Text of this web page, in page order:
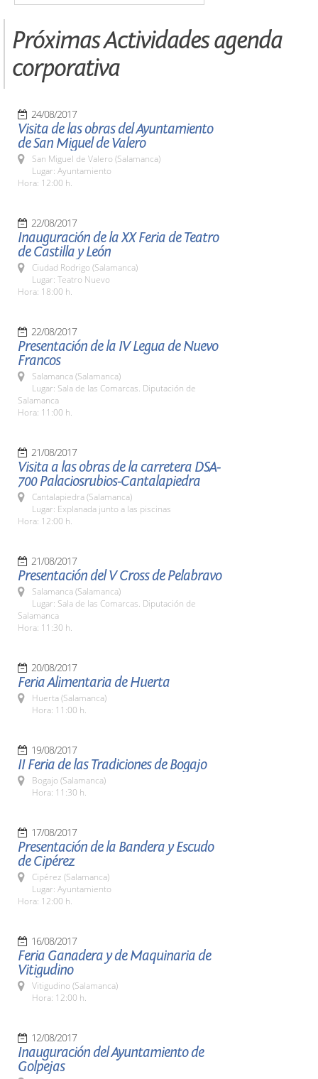
Próximas Actividades agenda
corporativa
24/08/2017
Visita de las obras del Ayuntamiento
de San Miguel de Valero
San Miguel de Valero (Salamanca)
Lugar: Ayuntamiento
Hora: 12:00 h.
22/08/2017
Inauguración de la XX Feria de Teatro
de Castilla y León
Ciudad Rodrigo (Salamanca)
Lugar: Teatro Nuevo
Hora: 18:00 h.
22/08/2017
Presentación de la IV Legua de Nuevo
Francos
Salamanca (Salamanca)
Lugar: Sala de las Comarcas. Diputación de
Salamanca
Hora: 11:00 h.
21/08/2017
Visita a las obras de la carretera DSA-
700 Palaciosrubios-Cantalapiedra
Cantalapiedra (Salamanca)
Lugar: Explanada junto a las piscinas
Hora: 12:00 h.
21/08/2017
Presentación del V Cross de Pelabravo
Salamanca (Salamanca)
Lugar: Sala de las Comarcas. Diputación de
Salamanca
Hora: 11:30 h.
20/08/2017
Feria Alimentaria de Huerta
Huerta (Salamanca)
Hora: 11:00 h.
19/08/2017
II Feria de las Tradiciones de Bogajo
Bogajo (Salamanca)
Hora: 11:30 h.
17/08/2017
Presentación de la Bandera y Escudo
de Cipérez
Cipérez (Salamanca)
Lugar: Ayuntamiento
Hora: 12:00 h.
16/08/2017
Feria Ganadera y de Maquinaria de
Vitigudino
Vitigudino (Salamanca)
Hora: 12:00 h.
12/08/2017
Inauguración del Ayuntamiento de
Golpejas